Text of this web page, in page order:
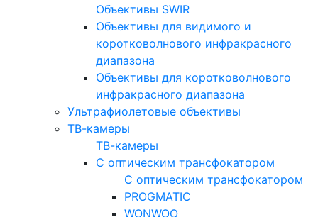
Объективы SWIR
Объективы для видимого и
коротковолнового инфракрасного
диапазона
Объективы для коротковолнового
инфракрасного диапазона
Ультрафиолетовые объективы
ТВ-камеры
ТВ-камеры
С оптическим трансфокатором
С оптическим трансфокатором
PROGMATIC
WONWOO